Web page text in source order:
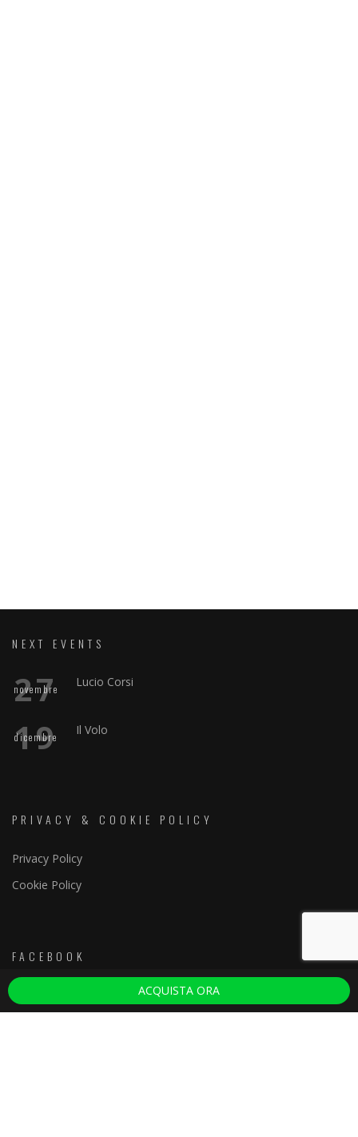
NEXT EVENTS
27
novembre Lucio Corsi
19
dicembre Il Volo
PRIVACY & COOKIE POLICY
Privacy Policy
Cookie Policy
FACEBOOK
Discoteche Firenze
ACQUISTA ORA